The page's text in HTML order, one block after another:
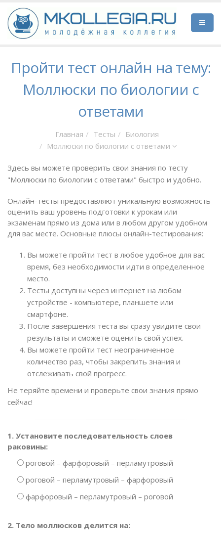
Пройти тест онлайн на тему:
Моллюски по биологии с
ответами
Главная Тесты
Биология
Моллюски по биологии с ответами
Здесь вы можете проверить свои знания по тесту
"Моллюски по биологии с ответами" быстро и удобно.
Онлайн-тесты предоставляют уникальную возможность
оценить ваш уровень подготовки к урокам или
экзаменам прямо из дома или в любом другом удобном
для вас месте. Основные плюсы онлайн-тестирования:
Вы можете пройти тест в любое удобное для вас
время, без необходимости идти в определенное
место.
Тесты доступны через интернет на любом
устройстве - компьютере, планшете или
смартфоне.
После завершения теста вы сразу увидите свои
результаты и сможете оценить свой успех.
Вы можете пройти тест неограниченное
количество раз, чтобы закрепить знания и
отслеживать свой прогресс.
Не теряйте времени и проверьте свои знания прямо
сейчас!
1. Установите последовательность слоев
раковины:
роговой – фарфоровый – перламутровый
роговой – перламутровый – фарфоровый
фарфоровый – перламутровый – роговой
2. Тело моллюсков делится на: